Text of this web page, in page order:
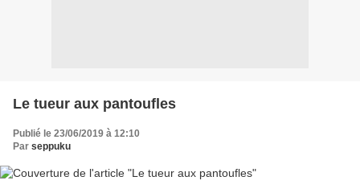
Le tueur aux pantoufles
Publié le 23/06/2019 à 12:10
Par seppuku